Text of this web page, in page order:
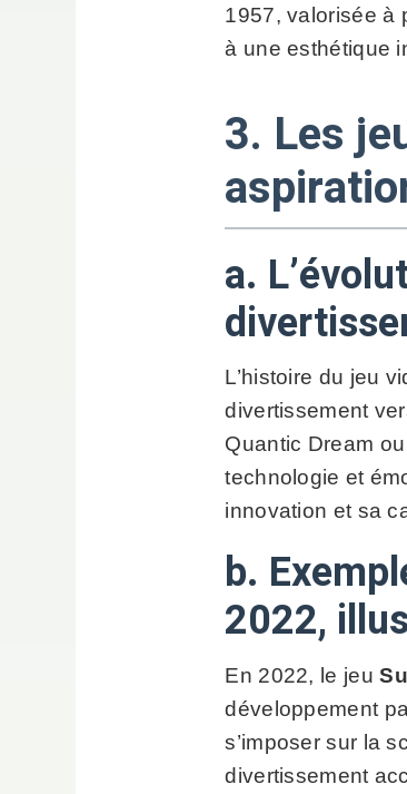
1957, valorisée à
à une esthétique
3. Les
a.
L’histoire du jeu
divertissement
Quantic Dream
technologie et
innovation et sa
b.
2022,
En 2022, le jeu
développement
s’imposer sur la
divertissement